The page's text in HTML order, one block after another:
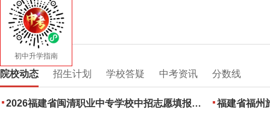
院校动态 招生计划 学校答疑 中考资讯 分数线
2026福建省闽清职业中专学校中招志愿填报指南 福建省福州旅
初中升学指南